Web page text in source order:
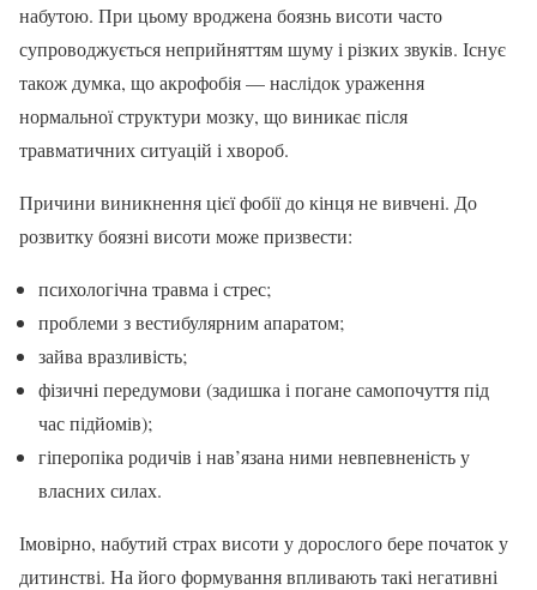
набутою. При цьому вроджена боязнь висоти часто
супроводжується неприйняттям шуму і різких звуків. Існує
також думка, що акрофобія — наслідок ураження
нормальної структури мозку, що виникає після
травматичних ситуацій і хвороб.
Причини виникнення цієї фобії до кінця не вивчені. До
розвитку боязні висоти може призвести:
психологічна травма і стрес;
проблеми з вестибулярним апаратом;
зайва вразливість;
фізичні передумови (задишка і погане самопочуття під
час підйомів);
гіперопіка родичів і нав’язана ними невпевненість у
власних силах.
Імовірно, набутий страх висоти у дорослого бере початок у
дитинстві. На його формування впливають такі негативні